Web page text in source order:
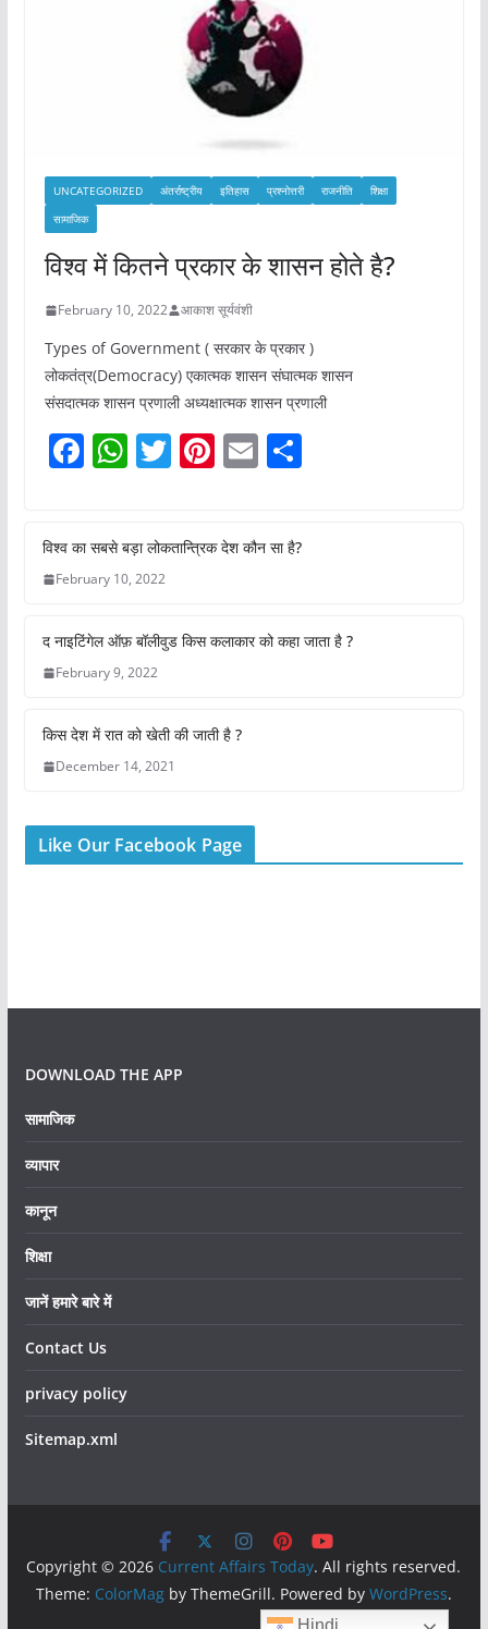
UNCATEGORIZED अंतर्राष्ट्रीय इतिहास प्रश्नोत्तरी राजनीति
शिक्षा
सामाजिक
विश्व में कितने प्रकार के शासन होते है?
February 10, 2022 आकाश सूर्यवंशी
Types of Government ( सरकार के प्रकार )
लोकतंत्र(Democracy) एकात्मक शासन संघात्मक शासन
संसदात्मक शासन प्रणाली अध्यक्षात्मक शासन प्रणाली
F
e
b
o
o
W
s
A
p
p
T
er
Pi
e
E
l
S
e
विश्व का सबसे बड़ा लोकतान्त्रिक देश कौन सा है?
February 10, 2022
द नाइटिंगेल ऑफ़ बॉलीवुड किस कलाकार को कहा जाता है ?
February 9, 2022
किस देश में रात को खेती की जाती है ?
December 14, 2021
Like Our Facebook Page
DOWNLOAD THE APP
सामाजिक
व्यापार
कानून
शिक्षा
जानें हमारे बारे में
Contact Us
privacy policy
Sitemap.xml
Copyright © 2026 Current Affairs Today. All rights reserved.
Theme: ColorMagby ThemeGrill. Powered by WordPress.